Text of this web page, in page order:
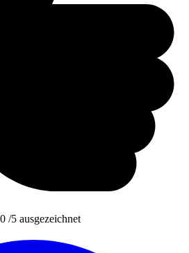
/5 ausgezeichnet